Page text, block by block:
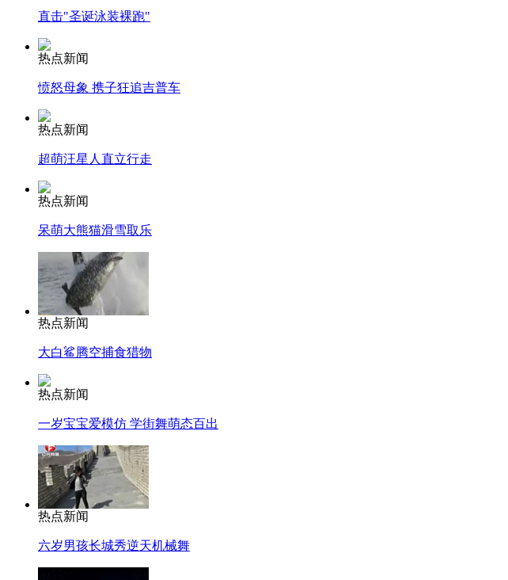
直击"圣诞泳装裸跑"
热点新闻
愤怒母象 携子狂追吉普车
热点新闻
超萌汪星人直立行走
热点新闻
呆萌大熊猫滑雪取乐
热点新闻
大白鲨腾空捕食猎物
热点新闻
一岁宝宝爱模仿 学街舞萌态百出
热点新闻
六岁男孩长城秀逆天机械舞